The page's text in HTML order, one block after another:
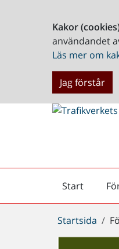
Kakor
användandet
Läs mer om
Jag förstår
Start
Startsida
Du
är
Startsida